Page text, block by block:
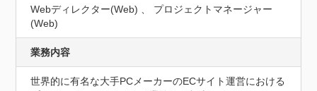
Webディレクター(Web) 、 プロジェクトマネージャー
(Web)
業務内容
世界的に有名な大手PCメーカーのECサイト運営における